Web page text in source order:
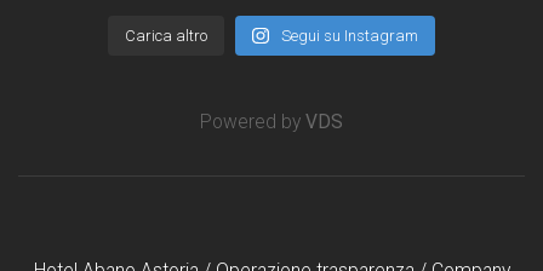
Carica altro Segui su Instagram
Powered by VDS